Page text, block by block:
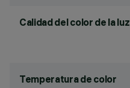
Calidad del color de la luz
Temperatura de color